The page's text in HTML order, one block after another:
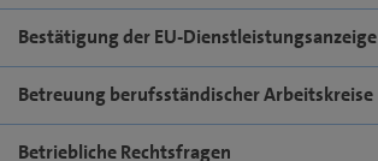
Bestätigung der EU-Dienstleistungsanzeige
Betreuung berufsständischer Arbeitskreise
Betriebliche Rechtsfragen